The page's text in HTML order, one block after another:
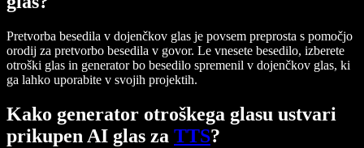
Pretvorba besedila v dojenčkov glas je povsem preprosta s pomočjo
orodij za pretvorbo besedila v govor. Le vnesete besedilo, izberete
otroški glas in generator bo besedilo spremenil v dojenčkov glas, ki
ga lahko uporabite v svojih projektih.
Kako generator otroškega glasu ustvari
prikupen AI glas za TTS?